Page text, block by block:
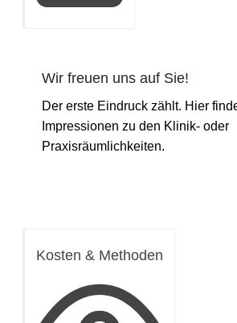
Wir freuen uns auf Sie!
Der erste Eindruck zählt. Hier
Impressionen zu den Klinik- oder
Praxisräumlichkeiten.
Kosten & Methoden